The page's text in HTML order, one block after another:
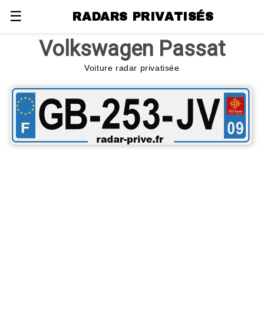
☰ RADARS PRIVATISÉS
Volkswagen Passat
Voiture radar privatisée